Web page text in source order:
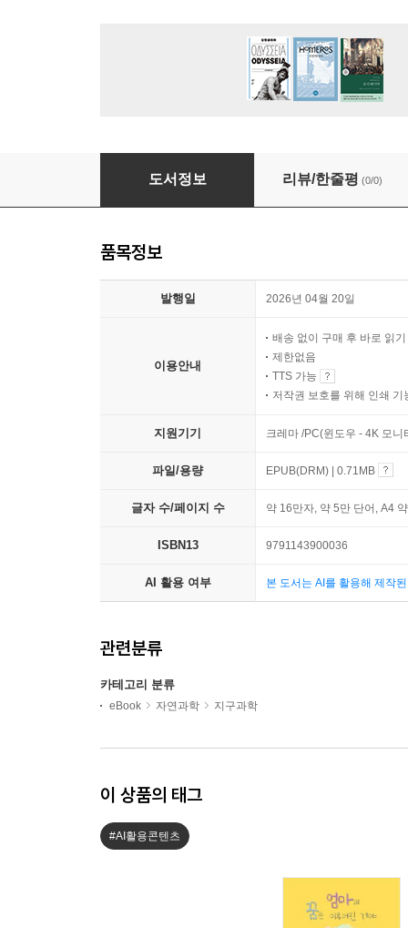
기후변화 연구의 공통언어: 자연과학에서 정책
도서정보 리뷰/한줄평 (0/0)
품목정보
발행일 2026년 04월 20일
이용안내
배송 없이 구매 후 바로 읽기
제한없음
TTS 가능
저작권 보호를 위해 인쇄 기
지원기기 크레마 /PC(윈도우 - 4K 모
파일/용량 EPUB(DRM) | 0.71MB
글자 수/페이지 수 약 16만자, 약 5만 단어, A4
ISBN13 9791143900036
AI 활용 여부 본 도서는 AI를 활용해 제작
관련분류
카테고리 분류
eBook 자연과학 지구과학
이 상품의 태그
#AI활용콘텐츠